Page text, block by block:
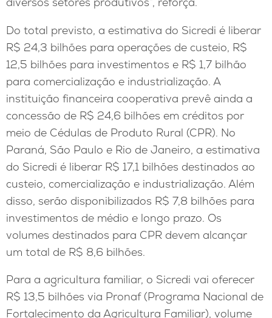
Do total previsto, a estimativa do Sicredi é liberar
R$ 24,3 bilhões para operações de custeio, R$
12,5 bilhões para investimentos e R$ 1,7 bilhão
para comercialização e industrialização. A
instituição financeira cooperativa prevê ainda a
concessão de R$ 24,6 bilhões em créditos por
meio de Cédulas de Produto Rural (CPR). No
Paraná, São Paulo e Rio de Janeiro, a estimativa
do Sicredi é liberar R$ 17,1 bilhões destinados ao
custeio, comercialização e industrialização. Além
disso, serão disponibilizados R$ 7,8 bilhões para
investimentos de médio e longo prazo. Os
volumes destinados para CPR devem alcançar
um total de R$ 8,6 bilhões.
Para a agricultura familiar, o Sicredi vai oferecer
R$ 13,5 bilhões via Pronaf (Programa Nacional de
Fortalecimento da Agricultura Familiar), volume